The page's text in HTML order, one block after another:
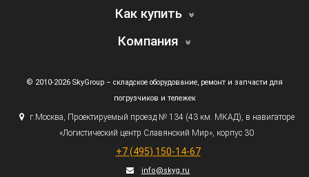
Как купить
Компания
© 2010-2026 SkyGroup – складское оборудование, ремонт и запчасти для
погрузчиков и тележек
г.Москва, Проектируемый проезд № 134 (43км. МКАД), в навигаторе
«Логистический центр Славянский Мир», корпус 30
+7 (495) 150-14-67
info@skyg.ru